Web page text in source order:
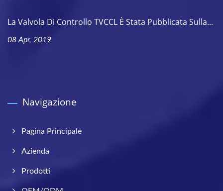
La Valvola Di Controllo TVCCL È Stata Pubblicata Sulla...
08 Apr, 2019
Navigazione
Pagina Principale
Azienda
Prodotti